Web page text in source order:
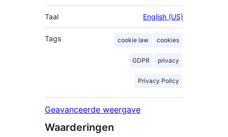
Taal English (US)
Tags cookie law cookies
GDPR privacy
Privacy Policy
Geavanceerde weergave
Waarderingen